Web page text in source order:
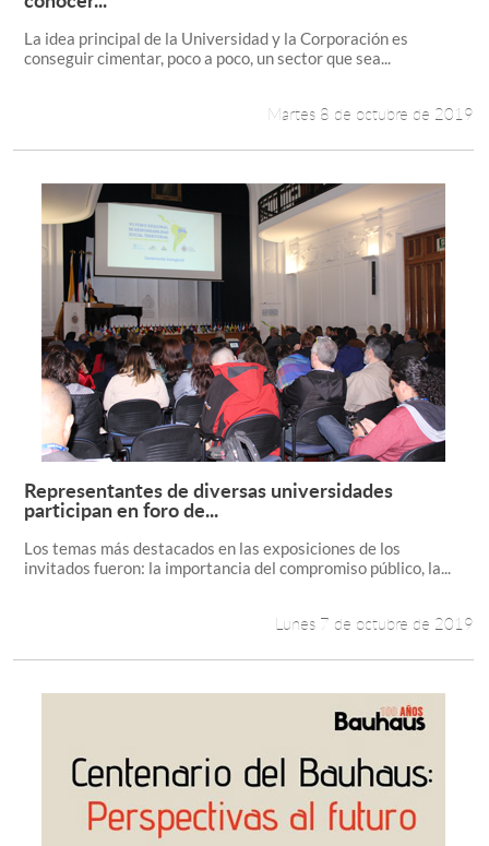
La idea principal de la Universidad y la Corporación es
conseguir cimentar, poco a poco, un sector que sea...
Martes 8 de octubre de 2019
Leer más +
Representantes de diversas universidades
participan en foro de...
Los temas más destacados en las exposiciones de los
invitados fueron: la importancia del compromiso público, la...
Lunes 7 de octubre de 2019